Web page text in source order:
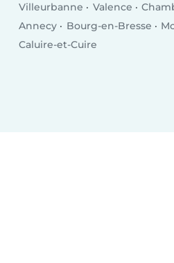
Villeurbanne
Valence
Annecy
Bourg-en-Bresse
Caluire-et-Cuire